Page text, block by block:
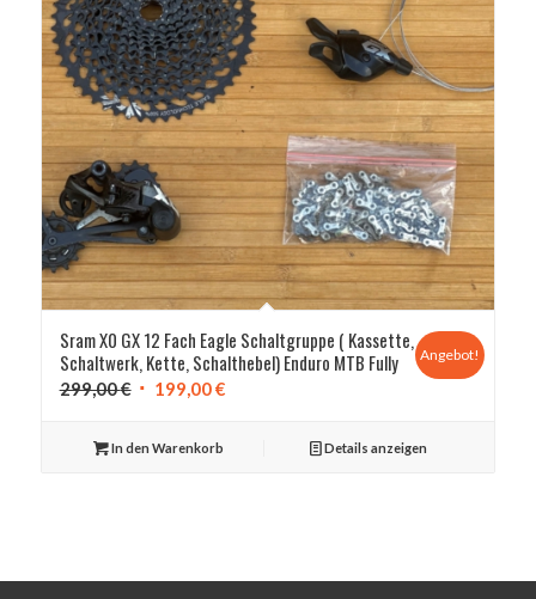
Sram X0 GX 12 Fach Eagle Schaltgruppe ( Kassette,
Schaltwerk, Kette, Schalthebel) Enduro MTB Fully
299,00€ Ursprünglicher
war:
199,00€Aktueller
Angebot!
In den Warenkorb Details anzeigen